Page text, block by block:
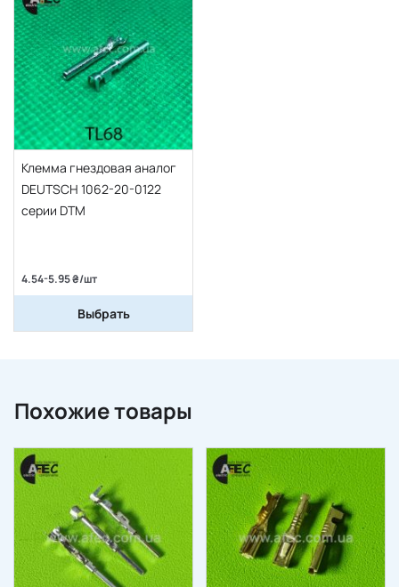
Клемма гнездовая аналог
DEUTSCH 1062-20-0122
серии DTM
4.54-5.95 ₴/шт
Выбрать
Похожие товары